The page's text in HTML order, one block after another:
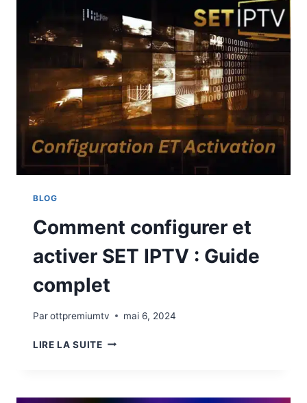
BLOG
Comment configurer et
activer SET IPTV : Guide
complet
Parottpremiumtv mai 6, 2024
LIRE LA SUITE